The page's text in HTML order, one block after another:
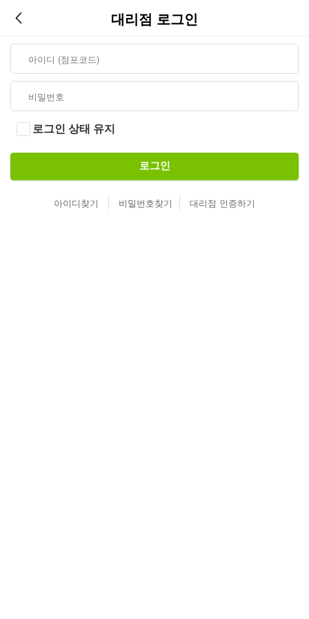
대리점 로그인
로그인 상태 유지
로그인
아이디찾기 비밀번호찾기 대리점 인증하기